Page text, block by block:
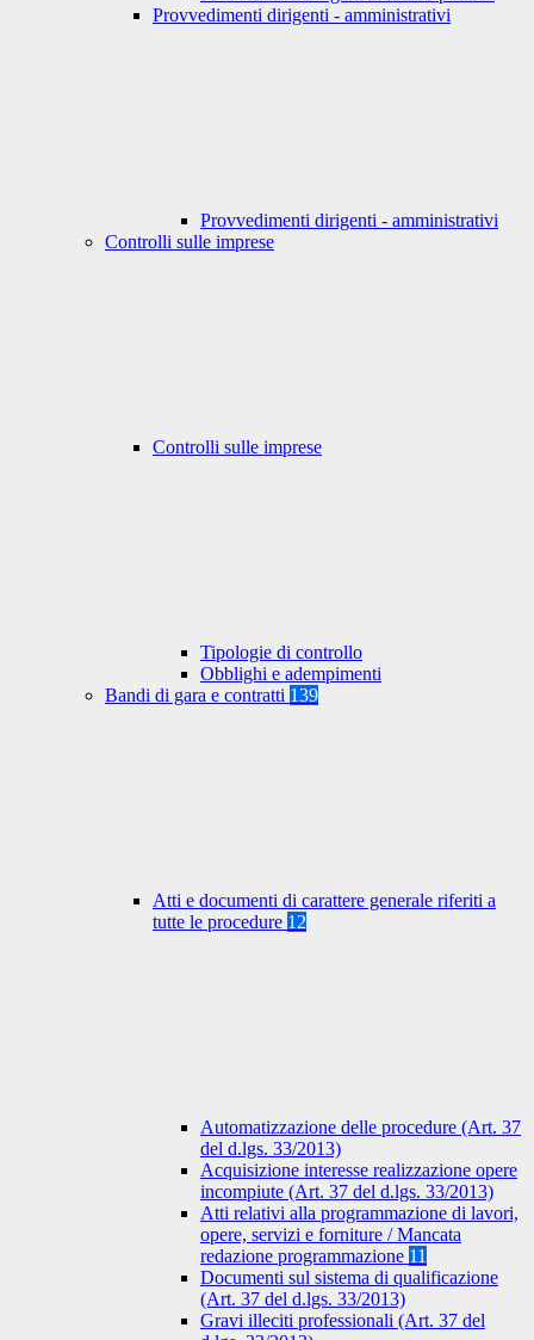
Provvedimenti dirigenti - amministrativi
Provvedimenti dirigenti - amministrativi
Controlli sulle imprese
Controlli sulle imprese
Tipologie di controllo
Obblighi e adempimenti
Bandi di gara e contratti 139
Atti e documenti di carattere generale riferiti a
tutte le procedure 12
Automatizzazione delle procedure (Art. 37
del d.lgs. 33/2013)
Acquisizione interesse realizzazione opere
incompiute (Art. 37 del d.lgs. 33/2013)
Atti relativi alla programmazione di lavori,
opere, servizi e forniture / Mancata
redazione programmazione 11
Documenti sul sistema di qualificazione
(Art. 37 del d.lgs. 33/2013)
Gravi illeciti professionali (Art. 37 del